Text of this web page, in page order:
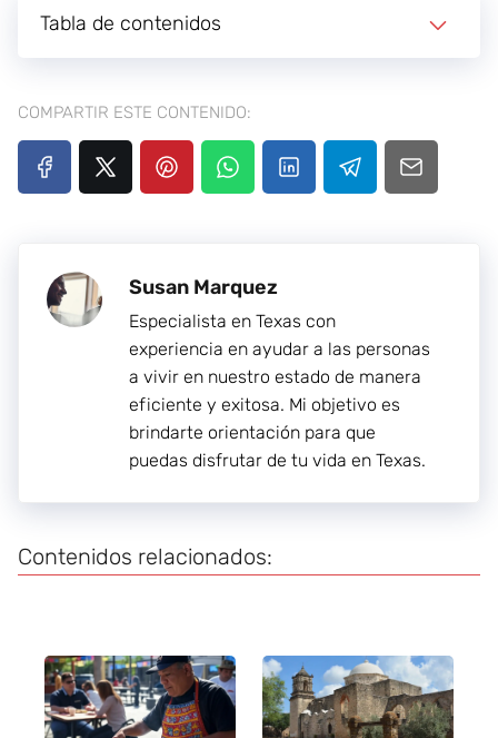
Tabla de contenidos
COMPARTIR ESTE CONTENIDO:
Susan Marquez
Especialista en Texas con
experiencia en ayudar a las personas
a vivir en nuestro estado de manera
eficiente y exitosa. Mi objetivo es
brindarte orientación para que
puedas disfrutar de tu vida en Texas.
Contenidos relacionados: